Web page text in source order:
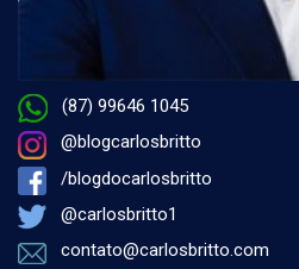
(87) 99646 1045
@blogcarlosbritto
/blogdocarlosbritto
@carlosbritto1
contato@carlosbritto.com